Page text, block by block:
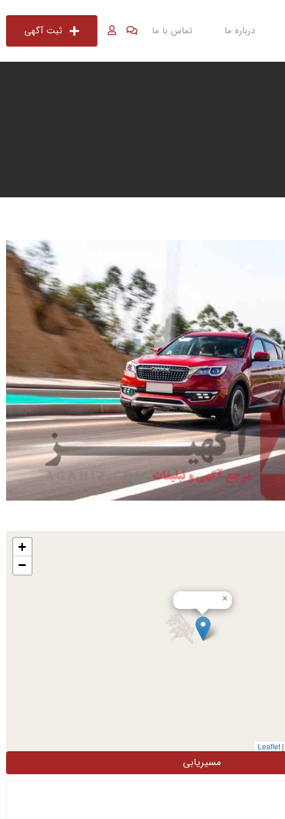
ثبت آگهی درباره ما تماس با ما
×
+
−
|
مسیریابی